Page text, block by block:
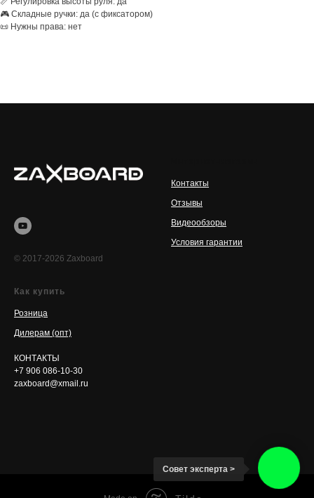
🎮 Складные ручки: да (с фиксатором)
📜 Нужны права: нет
© 2017-2026 Zaxboard
Контакты
Отзывы
Видеообзоры
Условия гарантии
Как купить
Розница
Дилерам (опт)
КОНТАКТЫ
+7 906 086-10-30
zaxboard@xmail.ru
Совет эксперта >